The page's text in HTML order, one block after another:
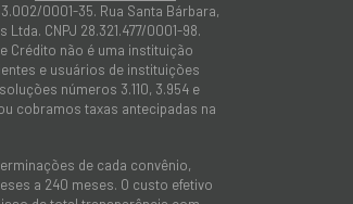
0001-35. Rua Santa Bárbara,
CNPJ 28.321.477/0001-98.
Crédito não é uma instituição
e usuários de instituições
números 3.110, 3.954 e
cobramos taxas antecipadas na
de cada convênio,
a 240 meses. O custo efetivo